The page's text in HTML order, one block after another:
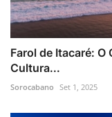
Farol de Itacaré: O
Cultura...
Sorocabano Set 1, 2025